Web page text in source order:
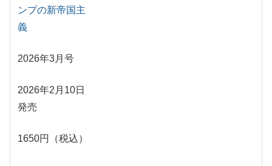
ンプの新帝国主
義
2026年3月号
2026年2月10日
発売
1650円（税込）